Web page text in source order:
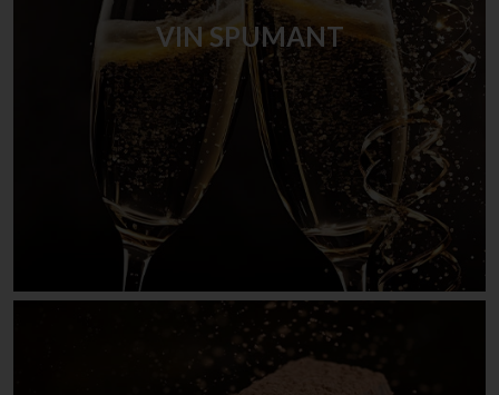
VIN SPUMANT